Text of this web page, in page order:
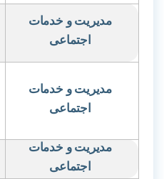
مدیریت و خدمات
اجتماعی
مدیریت و خدمات
اجتماعی
مدیریت و خدمات
اجتماعی